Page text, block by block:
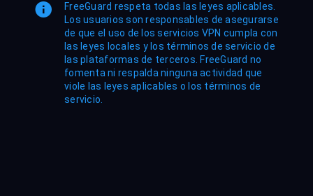
FreeGuard respeta todas las leyes aplicables.
Los usuarios son responsables de asegurarse
de que el uso de los servicios VPN cumpla con
las leyes locales y los términos de servicio de
las plataformas de terceros. FreeGuard no
fomenta ni respalda ninguna actividad que
viole las leyes aplicables o los términos de
servicio.